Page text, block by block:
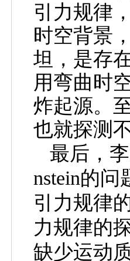
引力规律，
时空背景
坦 ，是存
用弯曲时
炸起源。
也就探测
最后，
nstein的问
引力规律
力规律的
缺少运动